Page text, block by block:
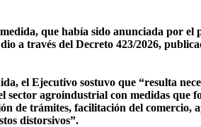
que había sido anunciada por el
a través del Decreto 423/2026,
el Ejecutivo sostuvo que “resulta
sector agroindustrial con medidas que
de trámites, facilitación del comercio,
distorsivos”.